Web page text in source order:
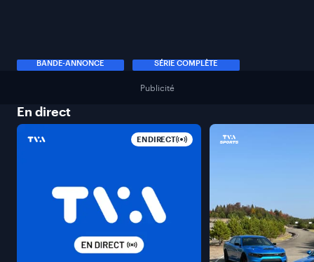
BANDE-ANNONCE SÉRIE COMPLÈTE
Publicité
En direct
EN DIRECT